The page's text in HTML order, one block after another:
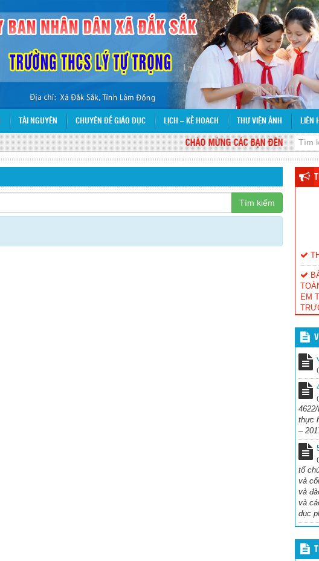
TÀI NGUYÊN CHUYÊN ĐỀ GIÁO DỤC LỊCH – KẾ HOẠCH THƯ VIỆN ẢNH LIÊN
CHÀO MỪNG CÁC BẠN ĐẾN VỚI
Tìm kiếm
EM
EM
EM
LỚP
(23/
2017
thực
–
tổ
và
và
và
dục